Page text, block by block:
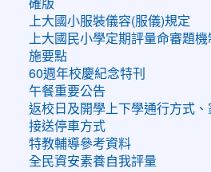
確版
上大國小服裝儀容(服儀)規定
上大國民小學定期評量命審題機
施要點
60週年校慶紀念特刊
午餐重要公告
返校日及開學上下學通行方式、
接送停車方式
特教輔導參考資料
全民資安素養自我評量